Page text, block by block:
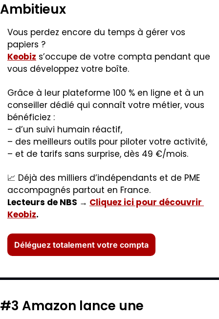
Ambitieux
Vous perdez encore du temps à gérer vos
papiers ?
Keobiz s’occupe de votre compta pendant que
vous développez votre boîte.
Grâce à leur plateforme 100 % en ligne et à un
conseiller dédié qui connaît votre métier, vous
bénéficiez :
– d’un suivi humain réactif,
– des meilleurs outils pour piloter votre activité,
– et de tarifs sans surprise, dès 49 €/mois.
📈 Déjà des milliers d’indépendants et de PME
accompagnés partout en France.
Lecteurs de NBS → Cliquez ici pour découvrir
Keobiz.
Déléguez totalement votre compta
#3 Amazon lance une